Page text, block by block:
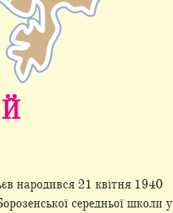
народився 21 квітня 1940
середньої школи у